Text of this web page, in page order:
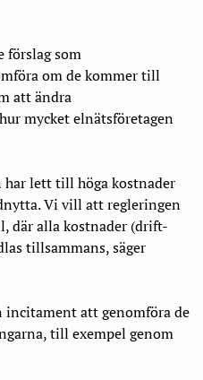
förslag som
om de kommer till
att ändra
mycket elnätsföretagen
har lett till höga kostnader
Vi vill att regleringen
där alla kostnader (drift-
tillsammans, säger
incitament att genomföra de
till exempel genom